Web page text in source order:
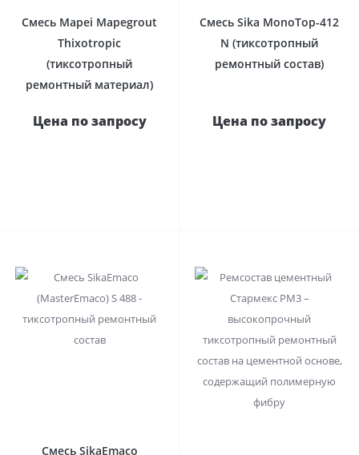
Смесь Mapei Mapegrout
Thixotropic
(тиксотропный
ремонтный материал)
Цена по запросу
Смесь Sika MonoTop-412
N (тиксотропный
ремонтный состав)
Цена по запросу
Смесь SikaEmaco